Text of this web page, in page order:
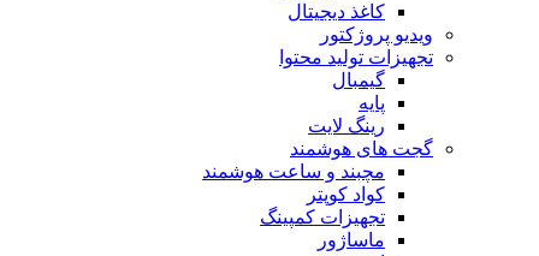
کاغذ دیجیتال
ویدیو پروژکتور
تجهیزات تولید محتوا
گیمبال
پایه
رینگ لایت
گجت های هوشمند
مچبند و ساعت هوشمند
کواد کوپتر
تجهیزات کمپینگ
ماساژور